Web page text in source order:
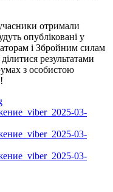
отримали
опубліковані у
і Збройним силам
результатами
з особистою